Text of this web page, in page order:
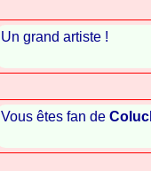
Un grand artiste !
Vous êtes fan de